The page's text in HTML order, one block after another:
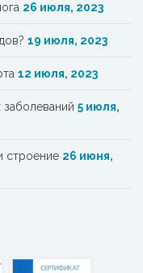
26 июля, 2023
19 июля, 2023
12 июля, 2023
5 июля,
строение 26 июня,